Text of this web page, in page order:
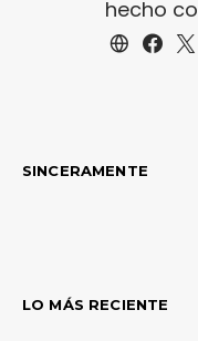
hecho
SINCERAMENTE
LO MÁS RECIENTE